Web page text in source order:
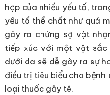
hợp của nhiều yếu tố,
yếu tố thể chất như quá
gây ra chứng sợ vật
tiếp xúc với một vật sắc
dưới da sẽ dễ gây ra sự
điều trị tiêu biểu cho
loại thuốc gây tê.